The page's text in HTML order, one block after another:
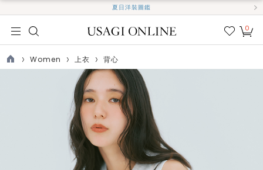
夏日洋裝圖鑑
我的
0
TOP
Women 上衣 背心